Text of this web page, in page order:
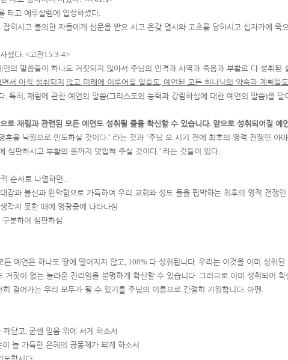
타고 예루살렘에 입성하셨다.
히시고 불의한 자들에게 심문을 받으 시고 온갖 멸시와 고초를 당하시고 십자가에 죽
셨다. <고전15:3-4>
의 말씀들이 하나도 거짓되지 않아서 주님의 인격과 사역과 죽음과 부활로 다 성취된
서 아직 성취되지 않고 미래에 이루어질 일들도, 예언된 모든 하나님의 약속과 계획들
. 특히 , 재림에 관한 예언의 말씀(그리스도의 능력과 강림하심에 대한 예언의 말씀)을 말
로 재림과 관련된 모든 예언도 성취될 줄을 확신할 수 있습니다. 앞으로 성취되어질 예
혼을 낙원으로 인도하실 것이다.’ 라는 것과 ‘주님 오 시기 전에 최후의 영적 전쟁인 아
심판하시고 부활의 몸까지 덧입혀 주실 것이다.’ 라는 것들이 있다.
순서로 나열하면...
감과 불신과 완악함으로 가득하여 우리 교회와 성도 들을 핍박하는 최후의 영적 전쟁
각지 못한 때에 영광중에 나타나심
분하여 심판하심
든 예언은 하나도 땅에 떨어지지 않고, 100% 다 성취됩니다. 우리는 이것을 이미 성취
거짓이 없는 놀라운 진리임을 분명하게 확신할 수 있습니다. 그러므로 이미 성취되어
걸어가는 우리 모두가 될 수 있기를 주님의 이름으로 간절히 기원합니다. 아멘.
깨닫고, 굳센 믿음 위에 서게 하소서
이 늘 가득한 은혜의 공동체가 되게 하소서